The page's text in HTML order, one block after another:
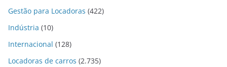
Gestão para Locadoras (422)
Indústria (10)
Internacional (128)
Locadoras de carros (2.735)